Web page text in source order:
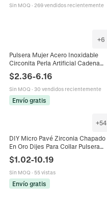
Sin MOQ · 269 vendidos recientemente
+6
Pulsera Mujer Acero Inoxidable
Circonita Perla Artificial Cadena
Clip Serpiente Infinito Corazón
Dijes Joyería Moda
$2.36-6.16
Sin MOQ · 30 vendidos recientemente
Envío gratis
+54
DIY Micro Pavé Zirconia Chapado
En Oro Dijes Para Collar Pulsera
Fabricación Accesorios Joyería Sol
Luna Estrella
$1.02-10.19
Sin MOQ · 55 vistas
Envío gratis